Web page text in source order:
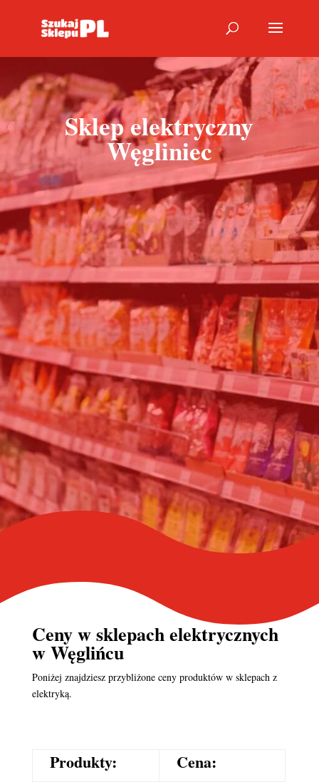
Sklep elektryczny
Węgliniec
Ceny wsklepach elektrycznych
w Węglińcu
Poniżej znajdziesz przybliżone ceny produktów w sklepach z
elektryką.
Produkty: Cena: